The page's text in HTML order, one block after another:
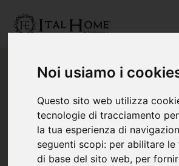
Noi usiamo i
Questo sito web utilizza
tecnologie di tracciamento
la tua esperienza di
seguenti scopi: per abilitare le
di base del sito web, per